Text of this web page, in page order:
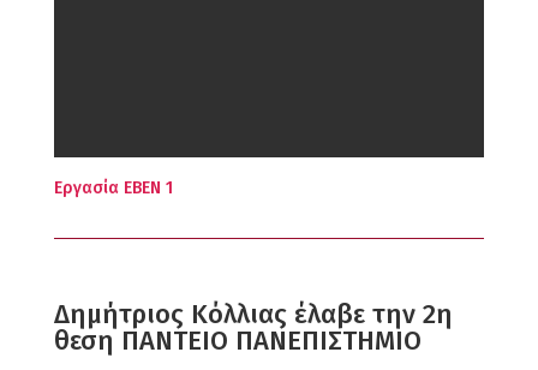
Εργασία ΕΒΕΝ 1
Δημήτριος Κόλλιας έλαβε την 2η
θεση ΠΑΝΤΕΙΟ ΠΑΝΕΠΙΣΤΗΜΙΟ